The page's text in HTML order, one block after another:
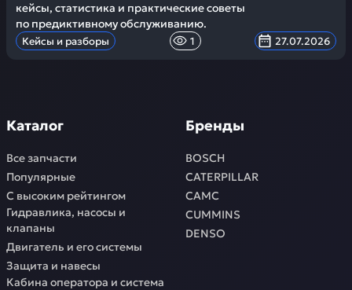
кейсы, статистика и практические советы
по предиктивному обслуживанию.
Кейсы и разборы 1 27.07.2026
Каталог
Все запчасти
Популярные
С высоким рейтингом
Гидравлика, насосы и
клапаны
Двигатель и его системы
Защита и навесы
Кабина оператора и система
Бренды
BOSCH
CATERPILLAR
CAMC
CUMMINS
DENSO